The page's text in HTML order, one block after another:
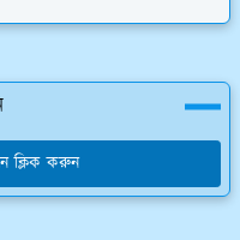
ক্লিক করুন